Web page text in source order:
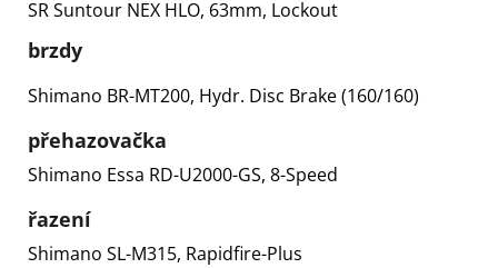
SR Suntour NEX HLO, 63mm, Lockout
brzdy
Shimano BR-MT200, Hydr. Disc Brake (160/160)
přehazovačka
Shimano Essa RD-U2000-GS, 8-Speed
řazení
Shimano SL-M315, Rapidfire-Plus